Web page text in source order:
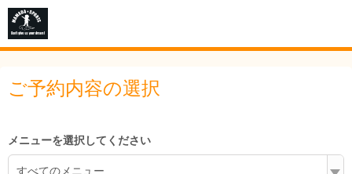
ご予約内容の選択
メニューを選択してください
すべてのメニュー
5:00
6:00
7:00